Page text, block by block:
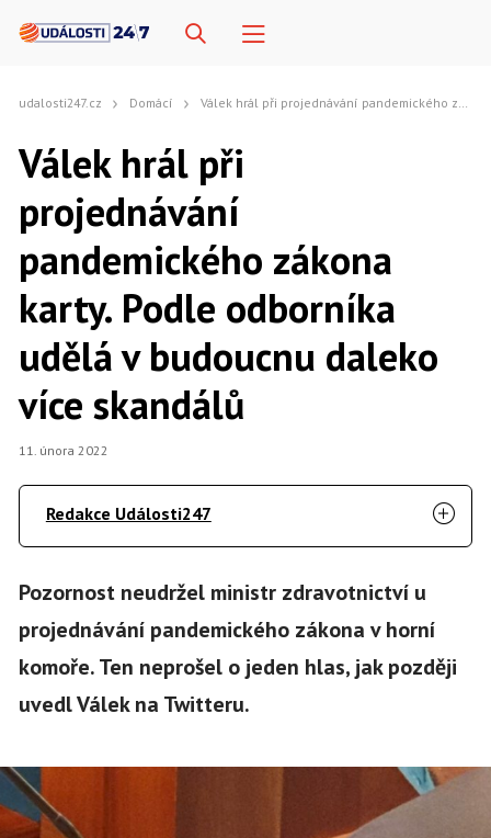
udalosti247.cz Domácí Válek hrál při projednávání pandemického zákona karty. Podle odborníka udělá v budoucnu daleko více skandálů
Válek hrál při
projednávání
pandemického zákona
karty. Podle odborníka
udělá v budoucnu daleko
více skandálů
11. února 2022
Redakce Události247
Pozornost neudržel ministr zdravotnictví u
projednávání pandemického zákona v horní
komoře. Ten neprošel o jeden hlas, jak později
uvedl Válek na Twitteru.